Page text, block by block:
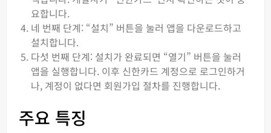
요합니다.
네 번째 단계: “설치” 버튼을 눌러 앱을 다운로드하고
설치합니다.
다섯 번째 단계: 설치가 완료되면 “열기” 버튼을 눌러
앱을 실행합니다. 이후 신한카드 계정으로 로그인하거
나, 계정이 없다면 회원가입 절차를 진행합니다.
주요 특징